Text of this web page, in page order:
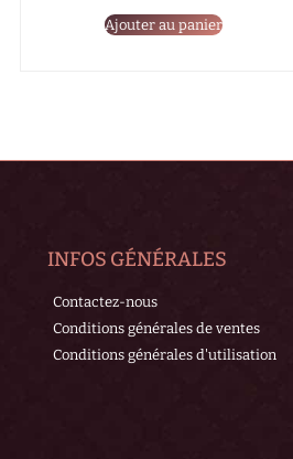
Ajouter au panier
INFOS GÉNÉRALES
Contactez-nous
Conditions générales de ventes
Conditions générales d'utilisation